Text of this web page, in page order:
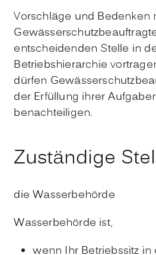
Vorschläge und Bedenken
entscheidenden Stelle in
Betriebshierarchie
dürfen
der Erfüllung ihrer
benachteiligen.
Zuständige
die Wasserbehörde
Wasserbehörde ist,
wenn Ihr Betriebssitz